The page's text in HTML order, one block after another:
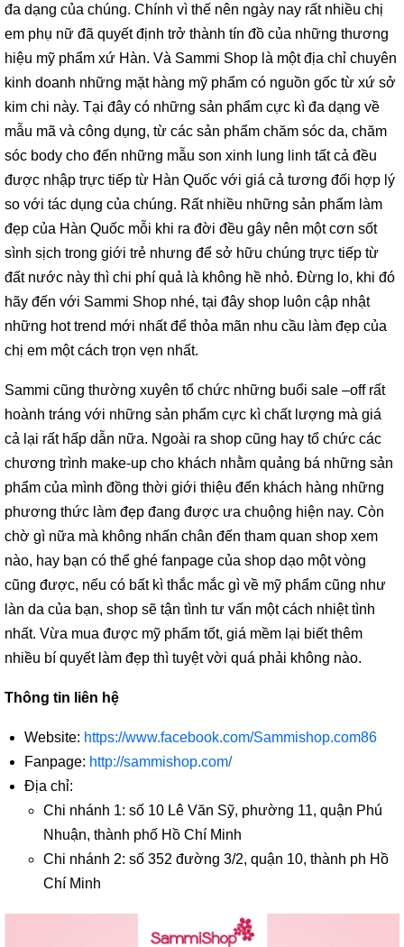
đa dạng của chúng. Chính vì thế nên ngày nay rất nhiều chị
em phụ nữ đã quyết định trở thành tín đồ của những thương
hiệu mỹ phẩm xứ Hàn. Và Sammi Shop là một địa chỉ chuyên
kinh doanh những mặt hàng mỹ phẩm có nguồn gốc từ xứ sở
kim chi này. Tại đây có những sản phẩm cực kì đa dạng về
mẫu mã và công dụng, từ các sản phẩm chăm sóc da, chăm
sóc body cho đến những mẫu son xinh lung linh tất cả đều
được nhập trực tiếp từ Hàn Quốc với giá cả tương đối hợp lý
so với tác dụng của chúng. Rất nhiều những sản phẩm làm
đẹp của Hàn Quốc mỗi khi ra đời đều gây nên một cơn sốt
sình sịch trong giới trẻ nhưng để sở hữu chúng trực tiếp từ
đất nước này thì chi phí quả là không hề nhỏ. Đừng lo, khi đó
hãy đến với Sammi Shop nhé, tại đây shop luôn cập nhật
những hot trend mới nhất để thỏa mãn nhu cầu làm đẹp của
chị em một cách trọn vẹn nhất.
Sammi cũng thường xuyên tổ chức những buổi sale –off rất
hoành tráng với những sản phẩm cực kì chất lượng mà giá
cả lại rất hấp dẫn nữa. Ngoài ra shop cũng hay tổ chức các
chương trình make-up cho khách nhằm quảng bá những sản
phẩm của mình đồng thời giới thiệu đến khách hàng những
phương thức làm đẹp đang được ưa chuộng hiện nay. Còn
chờ gì nữa mà không nhấn chân đến tham quan shop xem
nào, hay bạn có thể ghé fanpage của shop dạo một vòng
cũng được, nếu có bất kì thắc mắc gì về mỹ phẩm cũng như
làn da của bạn, shop sẽ tận tình tư vấn một cách nhiệt tình
nhất. Vừa mua được mỹ phẩm tốt, giá mềm lại biết thêm
nhiều bí quyết làm đẹp thì tuyệt vời quá phải không nào.
Thông tin liên hệ
Website: https://www.facebook.com/Sammishop.com86
Fanpage: http://sammishop.com/
Địa chỉ:
Chi nhánh 1: số 10 Lê Văn Sỹ, phường 11, quận Phú
Nhuận, thành phố Hồ Chí Minh
Chi nhánh 2: số 352 đường 3/2, quận 10, thành ph Hồ
Chí Minh